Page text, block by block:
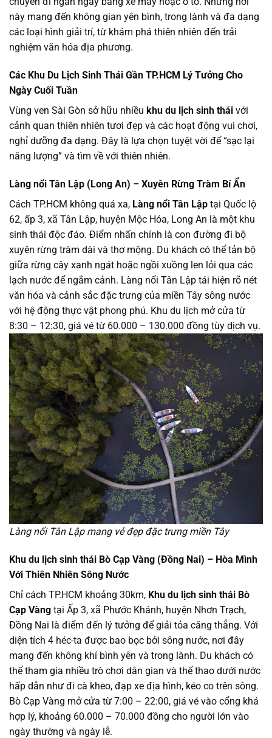
này mang đến không gian yên bình, trong lành và đa dạng
các loại hình giải trí, từ khám phá thiên nhiên đến trải
nghiệm văn hóa địa phương.
Các Khu Du Lịch Sinh Thái Gần TP.HCM Lý Tưởng Cho
Ngày Cuối Tuần
Vùng ven Sài Gòn sở hữu nhiều khu du lịch sinh thái với
cảnh quan thiên nhiên tươi đẹp và các hoạt động vui chơi,
nghỉ dưỡng đa dạng. Đây là lựa chọn tuyệt vời để “sạc lại
năng lượng” và tìm về với thiên nhiên.
Làng nổi Tân Lập (Long An) – Xuyên Rừng Tràm Bí Ẩn
Cách TP.HCM không quá xa, Làng nổi Tân Lập tại Quốc lộ
62, ấp 3, xã Tân Lập, huyện Mộc Hóa, Long An là một khu
sinh thái độc đáo. Điểm nhấn chính là con đường đi bộ
xuyên rừng tràm dài và thơ mộng. Du khách có thể tản bộ
giữa rừng cây xanh ngát hoặc ngồi xuồng len lỏi qua các
lạch nước để ngắm cảnh. Làng nổi Tân Lập tái hiện rõ nét
văn hóa và cảnh sắc đặc trưng của miền Tây sông nước
với hệ động thực vật phong phú. Khu du lịch mở cửa từ
8:30 – 12:30, giá vé từ 60.000 – 130.000 đồng tùy dịch vụ.
Làng nổi Tân Lập mang vẻ đẹp đặc trưng miền Tây
Khu du lịch sinh thái Bò Cạp Vàng (Đồng Nai) – Hòa Mình
Với Thiên Nhiên Sông Nước
Chỉ cách TP.HCM khoảng 30km, Khu du lịch sinh thái Bò
Cạp Vàng tại Ấp 3, xã Phước Khánh, huyện Nhơn Trạch,
Đồng Nai là điểm đến lý tưởng để giải tỏa căng thẳng. Với
diện tích 4 héc-ta được bao bọc bởi sông nước, nơi đây
mang đến không khí bình yên và trong lành. Du khách có
thể tham gia nhiều trò chơi dân gian và thể thao dưới nước
hấp dẫn như đi cà kheo, đạp xe địa hình, kéo co trên sông.
Bò Cạp Vàng mở cửa từ 7:00 – 22:00, giá vé vào cổng khá
hợp lý, khoảng 60.000 – 70.000 đồng cho người lớn vào
ngày thường và ngày lễ.